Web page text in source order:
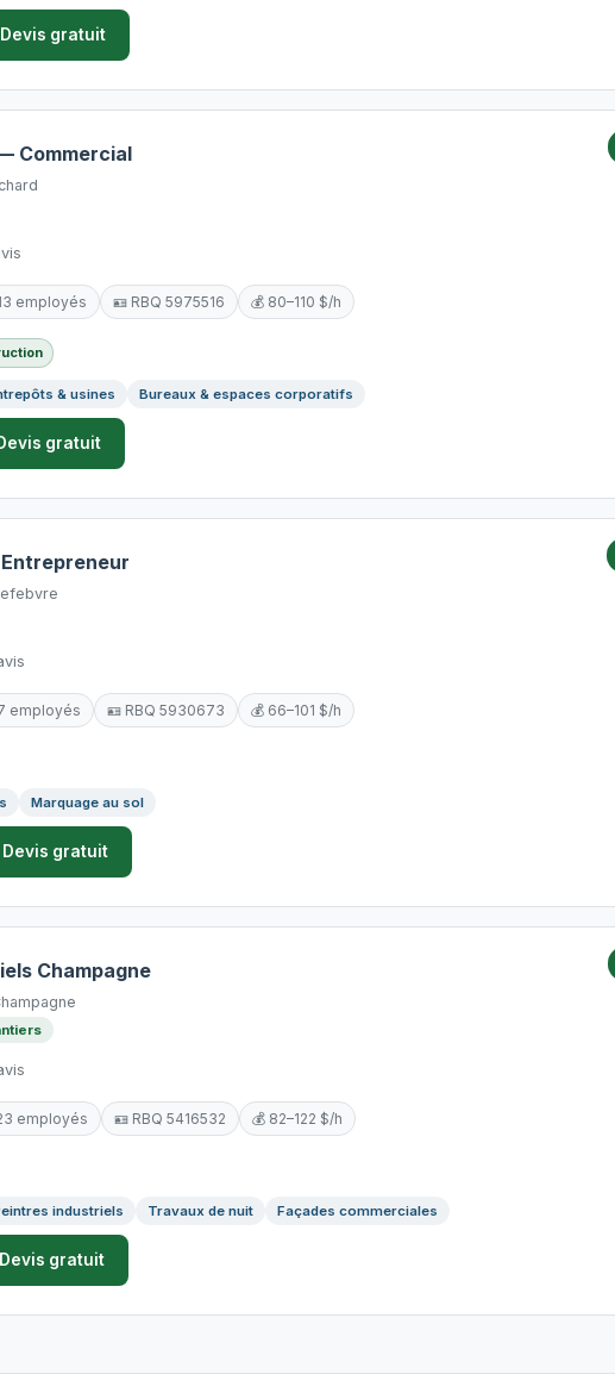
Devis gratuit
Commercial
employés 🪪 RBQ 5975516 💰 80–110 $/h
& usines Bureaux & espaces corporatifs
gratuit
employés 🪪 RBQ 5930673 💰 66–101 $/h
Marquage au sol
Devis gratuit
Champagne
employés 🪪 RBQ 5416532 💰 82–122 $/h
industriels Travaux de nuit Façades commerciales
Devis gratuit